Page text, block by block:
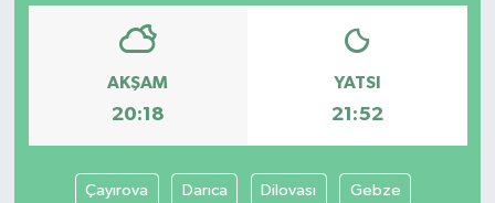
AKŞAM
20:18
YATSI
21:52
Çayırova Darıca Dilovası Gebze